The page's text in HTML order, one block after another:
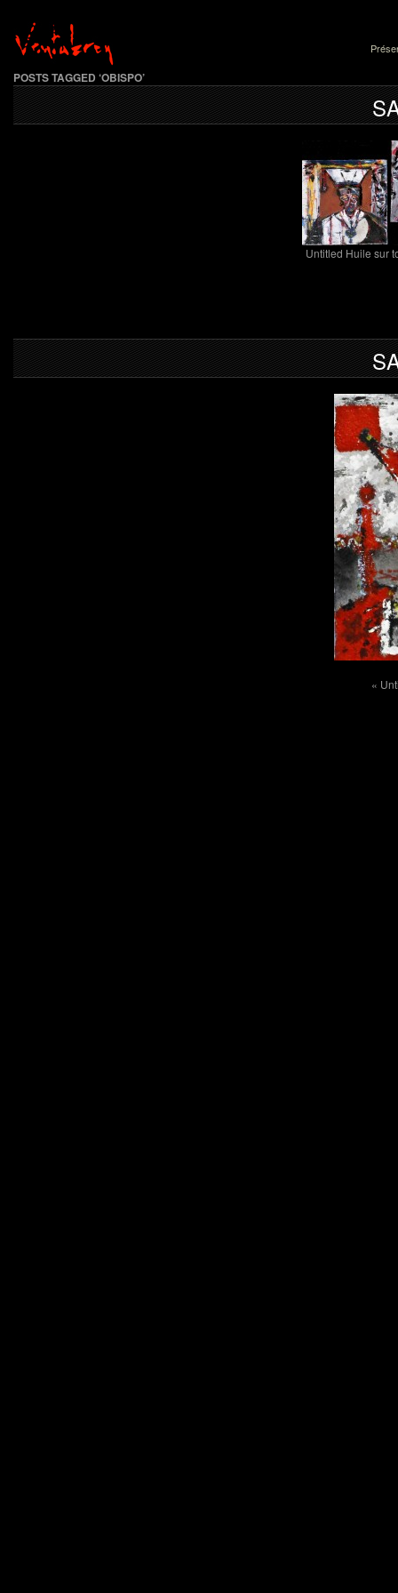
POSTS TAGGED ‘OBISPO’
Untitled Huile sur
«